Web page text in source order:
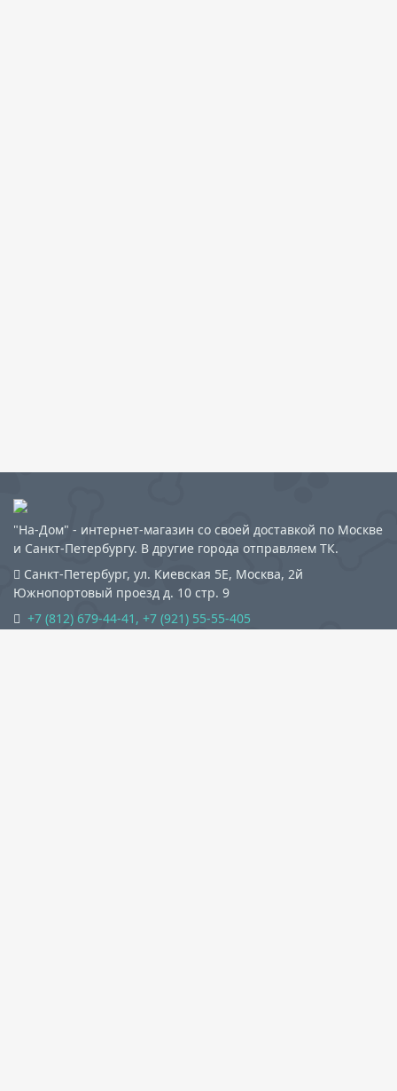
"На-Дом" - интернет-магазин со своей доставкой по Москве
и Санкт-Петербургу. В другие города отправляем ТК.
Санкт-Петербург, ул. Киевская 5Е, Москва, 2й
Южнопортовый проезд д. 10 стр. 9
+7 (812) 679-44-41, +7 (921) 55-55-405